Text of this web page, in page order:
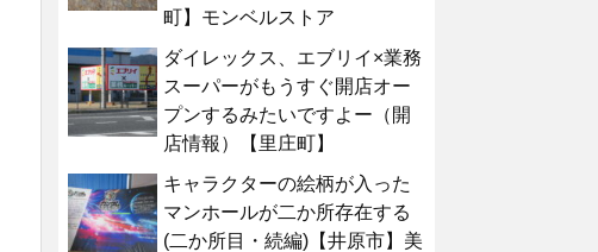
町】モンベルストア
ダイレックス、エブリイ×業務
スーパーがもうすぐ開店オー
プンするみたいですよー（開
店情報）【里庄町】
キャラクターの絵柄が入った
マンホールが二か所存在する
(二か所目・続編)【井原市】美